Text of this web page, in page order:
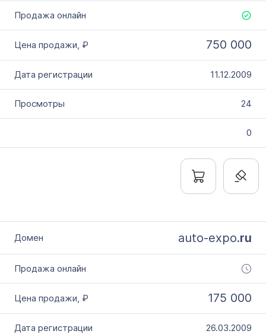
750 000
11.12.2009
24
0
auto-expo.ru
175 000
26.03.2009